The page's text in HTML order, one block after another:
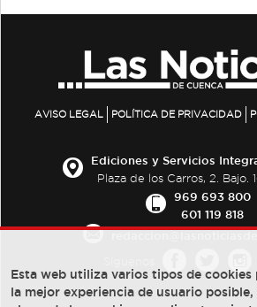
AVISO LEGAL POLÍTICA DE PRIVACIDAD
Ediciones y Servicios
Plaza de los Carros, 2. Bajo.
969 693 800
601 119 818
Esta web utiliza varios tipos de
la mejor experiencia de usuario